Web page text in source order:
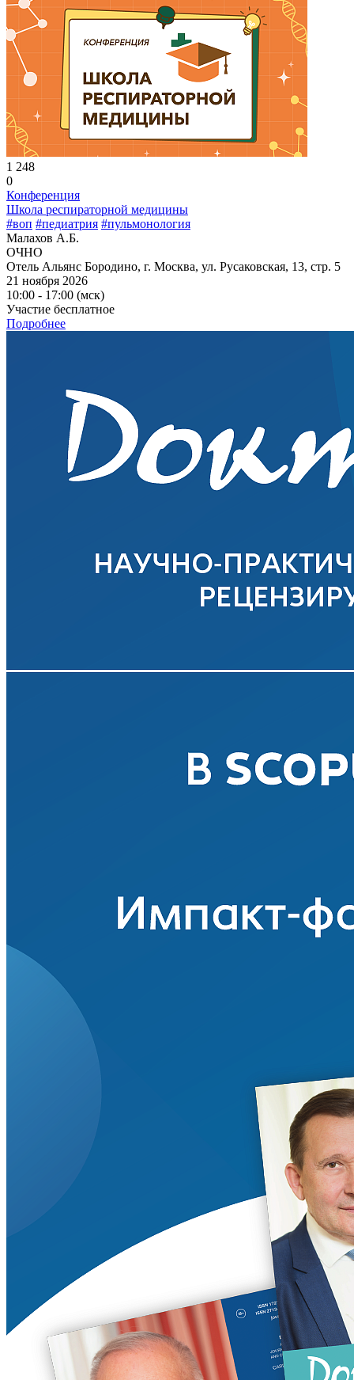
1 248
0
Конференция
Школа респираторной медицины
#воп #педиатрия #пульмонология
Малахов А.Б.
ОЧНО
Отель Альянс Бородино, г. Москва, ул. Русаковская, 13, стр. 5
21 ноября 2026
10:00 - 17:00 (мск)
Участие бесплатное
Подробнее